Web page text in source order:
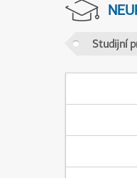
Studijní